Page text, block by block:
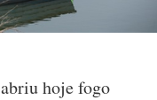
hoje fogo